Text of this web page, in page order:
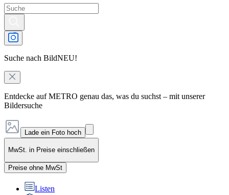
Suche nach BildNEU!
Entdecke auf METRO genau das, was du suchst – mit unserer
Bildersuche
Lade ein Foto hoch
MwSt. in Preise einschließen
Preise ohne MwSt
Listen